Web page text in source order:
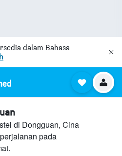
dalam Bahasa
di Dongguan, Cina
pada